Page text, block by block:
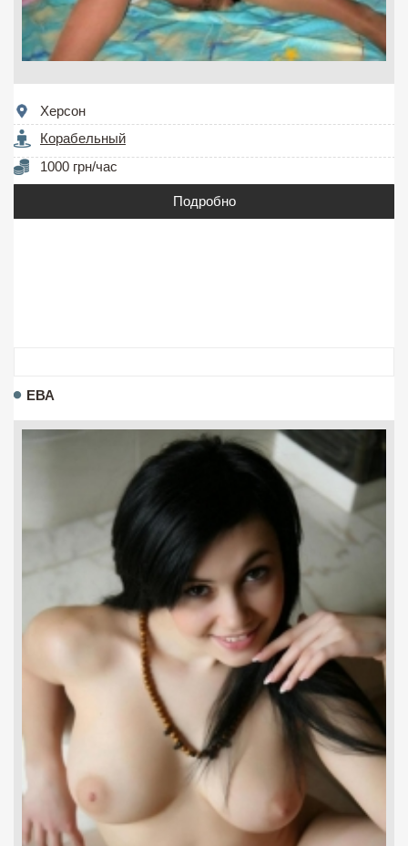
Херсон
Корабельный
1000 грн/час
Подробно
ЕВА